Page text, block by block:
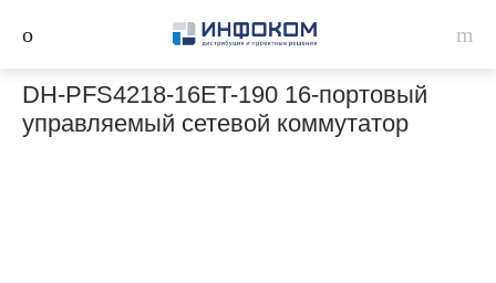
DH-PFS4218-16ET-190 16-портовый
управляемый сетевой коммутатор